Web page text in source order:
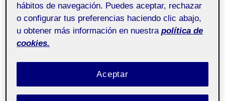
Conceptualización de
interactivos - Aula 1
Pública
ámbito digital (I):
Desigualdad en la Educación Digital
hábitos de navegación. Puedes aceptar, rechazar
o configurar tus preferencias haciendo clic abajo,
u obtener más información en nuestra política de
cookies.
Aceptar